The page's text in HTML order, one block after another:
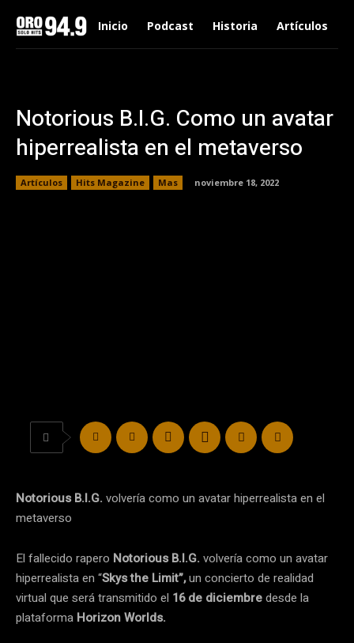
Inicio Podcast Historia Artículos
Notorious B.I.G. Como un avatar
hiperrealista en el metaverso
Artículos Hits Magazine Mas noviembre 18, 2022
Notorious B.I.G. volvería como un avatar hiperrealista en el
metaverso
El fallecido rapero Notorious B.I.G. volvería como un avatar
hiperrealista en “Skys the Limit”,un concierto de realidad
virtual que será transmitido el 16 de diciembredesde la
plataforma Horizon Worlds.